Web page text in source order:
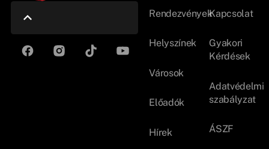
Rendezvények
Helyszínek
Városok
Előadók
Hírek
Kapcsolat
Gyakori
Kérdések
Adatvédelmi
szabályzat
ÁSZF